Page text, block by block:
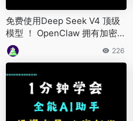
免费使用Deep Seek V4 顶级
模型 ！ OpenClaw 拥有加密货
币钱包， 自动节省 78% 的 To
ken 消耗。 ClawRouter x402
226